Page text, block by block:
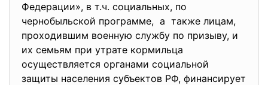
Федерации», в т.ч. социальных, по
чернобыльской программе, а также лицам,
проходившим военную службу по призыву, и
их семьям при утрате кормильца
осуществляется органами социальной
защиты населения субъектов РФ, финансирует